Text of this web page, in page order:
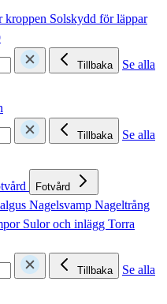
kroppen Solskydd för läppar
Tillbaka
Se alla
Tillbaka
Se alla
Fotvård
Nagelsvamp Nageltrång
Sulor och inlägg Torra
Tillbaka
Se alla